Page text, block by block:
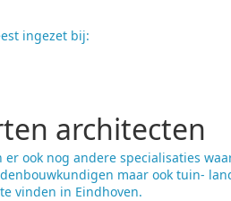
ingezet bij:
architecten
ook nog andere specialisaties
maar ook tuin-
vinden in Eindhoven.